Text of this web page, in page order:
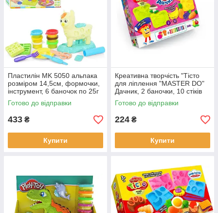
Пластилін MK 5050 альпака
розміром 14,5см, формочки,
інструмент, 6 баночок по 25г
6 кольорів, в коробці 21,5-
27,5-8,5 см.
Готово до відправки
433 ₴
Купити
Креативна творчість "Тісто
для ліплення "MASTER DO"
Дачник, 2 баночки, 10 стіків
тіста, 4 формочки і 3 стеки.
Готово до відправки
224 ₴
Купити